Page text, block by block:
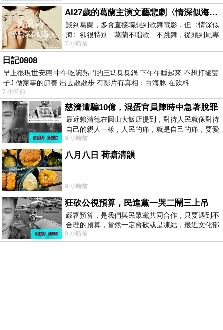
AI27歲的葛蘭主演文藝悲劇〈情深似海〉 #戀上老電影 #葛蘭 #粟子
談到葛蘭，多會直接聯想到歌舞電影，但〈情深似
海〉卻很特別，葛蘭不唱歌、不跳舞，從頭到尾專
心演戲。拍攝期間，經常工作超過12個鐘
7 小時前
日記0808
早上很現世安穩 中午吃碗熱門的三媽臭臭鍋 下午午睡起來 不想打擾雙
子J 做家事的節奏 出去散散步 有影片有真相：白海豚 在飲料
7 小時前
慈濟遭騙10億，混蛋官員陳時中急著脫罪
最近賴清德在圓山大飯店提到，對待人民就像對待
自己的親人一樣，人民的痛，就是自己的痛，要愛
民如親，說的這麼好聽，實際上根本沒做
9 小時前
八月八日 荷塘清韻
9 小時前
狂砍公視預算，民進黨一哭二鬧三上吊
嚴審預算，是我們與民眾黨共同合作，只要遇到不
合理的預算，當然一定會砍或是凍結，最近文化部
要編列公視和Taiwan plus預算，在110年
9 小時前